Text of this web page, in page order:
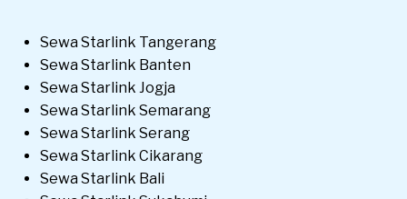
Sewa Starlink Tangerang
Sewa Starlink Banten
Sewa Starlink Jogja
Sewa Starlink Semarang
Sewa Starlink Serang
Sewa Starlink Cikarang
Sewa Starlink Bali